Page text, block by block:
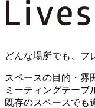
どんな場所でも、フ
スペースの目的・雰
ミーティングテーブ
既存のスペースでも